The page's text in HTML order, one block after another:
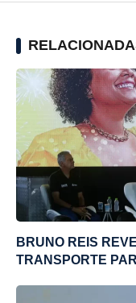
BRUNO REIS
TRANSPORTE